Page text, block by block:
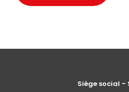
Siège social –